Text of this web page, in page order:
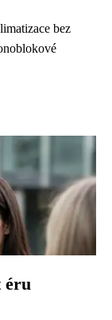
bez
éru